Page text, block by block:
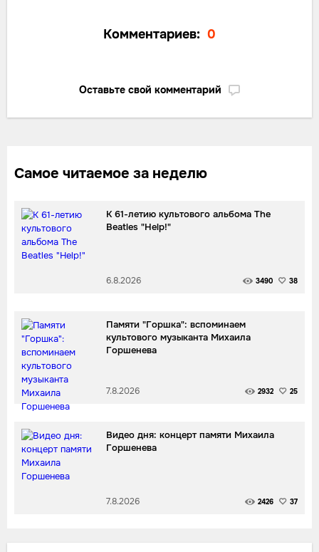
Комментариев: 0
Оставьте свой комментарий
Самое читаемое за неделю
К 61-летию культового альбома The
Beatles "Help!"
6.8.2026 3490 38
Памяти "Горшка": вспоминаем
культового музыканта Михаила
Горшенева
7.8.2026 2932 25
Видео дня: концерт памяти Михаила
Горшенева
7.8.2026 2426 37